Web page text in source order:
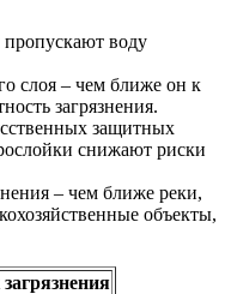
воду
слоя – чем ближе он к
загрязнения.
защитных
снижают риски
– чем ближе реки,
объекты,